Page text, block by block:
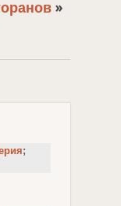
»
;